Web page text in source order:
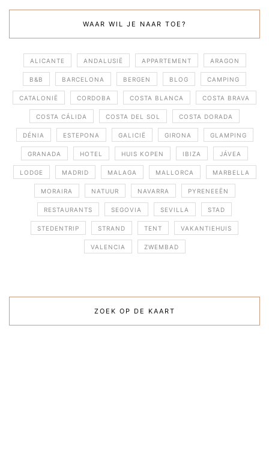
WAAR WIL JE NAAR TOE?
ALICANTE ANDALUSIË APPARTEMENT ARAGON
B&B BARCELONA BERGEN BLOG CAMPING
CATALONIË CORDOBA COSTA BLANCA COSTA BRAVA
COSTA CÁLIDA COSTA DEL SOL COSTA DORADA
DÉNIA ESTEPONA GALICIË GIRONA GLAMPING
GRANADA HOTEL HUIS KOPEN IBIZA JÁVEA
LODGE MADRID MALAGA MALLORCA MARBELLA
MORAIRA NATUUR NAVARRA PYRENEEËN
RESTAURANTS SEGOVIA SEVILLA STAD
STEDENTRIP STRAND TENT VAKANTIEHUIS
VALENCIA ZWEMBAD
ZOEK OP DE KAART